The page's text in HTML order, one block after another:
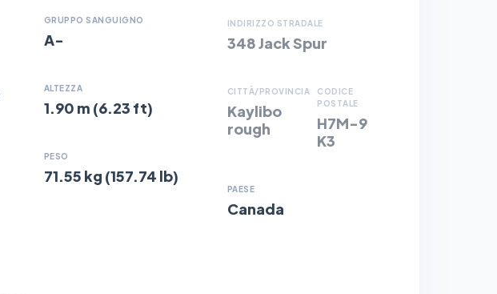
GRUPPO SANGUIGNO
A-
ALTEZZA
1.90 m (6.23 ft)
PESO
71.55 kg (157.74 lb)
INDIRIZZO STRADALE
348 Jack Spur
CITTÀ/PROVINCIA
Kaylibo
rough
CODICE
POSTALE
H7M-9
K3
PAESE
Canada